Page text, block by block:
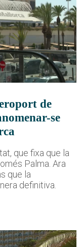
de
se
que fixa que la
Palma. Ara
que la
definitiva.